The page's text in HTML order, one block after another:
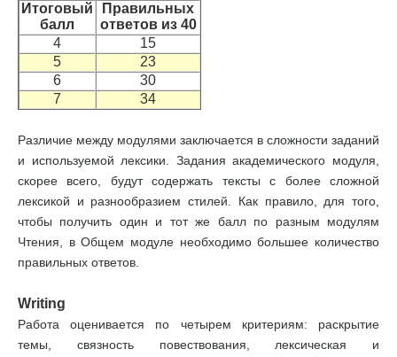
Итоговый
балл
Правильных
ответов из 40
4
15
5
23
6
30
7
34
Различие между модулями заключается в сложности заданий
и используемой лексики. Задания академического модуля,
скорее всего, будут содержать тексты с более сложной
лексикой и разнообразием стилей. Как правило, для того,
чтобы получить один и тот же балл по разным модулям
Чтения, в Общем модуле необходимо большее количество
правильных ответов.
Writing
Работа оценивается по четырем критериям: раскрытие
темы, связность повествования, лексическая и